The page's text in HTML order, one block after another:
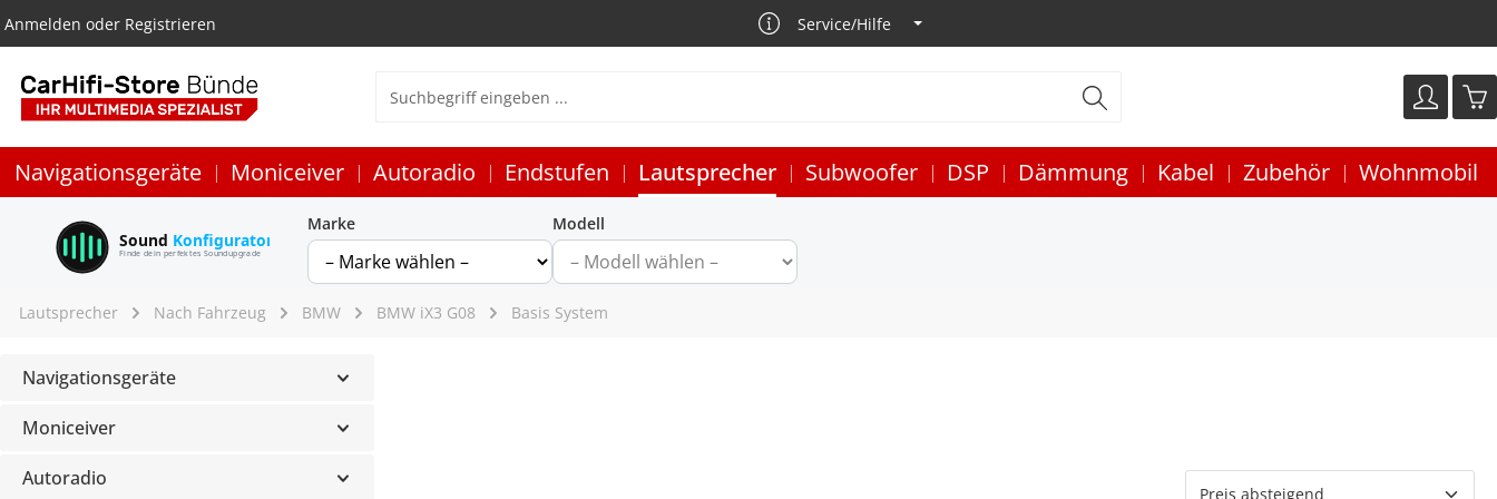
Anmelden oder Registrieren Service/Hilfe
Navigationsgeräte Moniceiver Autoradio Endstufen Lautsprecher Subwoofer DSP Dämmung Kabel Zubehör Wohnmobil
Sound Konfigurator
Finde dein perfektes Soundupgrade
Marke Modell
Lautsprecher Nach Fahrzeug BMW BMW iX3 G08 Basis System
Navigationsgeräte
Moniceiver
Autoradio